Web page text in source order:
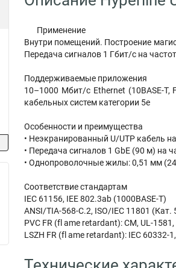
Применение
Внутри помещений. Построение
Передача сигналов 1 Гбит/с на
Поддерживаемые приложения
10–1000 Мбит/с Ethernet (10BASE-T,
кабельных систем категории 5e
Особенности и преимущества
• Неэкранированный U/UTP кабель
• Передача сигналов 1 GbE (90 м) на
• Однопроволочные жилы: 0,51 мм (24
Соответствие стандартам
IEC 61156, IEE 802.3ab (1000BASE-T)
ANSI/TIA-568-C.2, ISO/IEC 11801 (Кат.
PVC FR (fl ame retardant): CM, UL-1581,
LSZH FR (fl ame retardant): IEC 60332-